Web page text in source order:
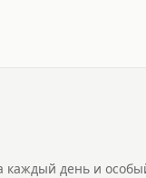
каждый день и